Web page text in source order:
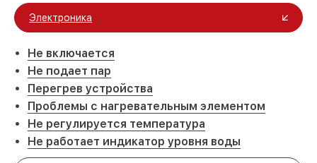
Электроника
Не включается
Не подает пар
Перегрев устройства
Проблемы с нагревательным элементом
Не регулируется температура
Не работает индикатор уровня воды